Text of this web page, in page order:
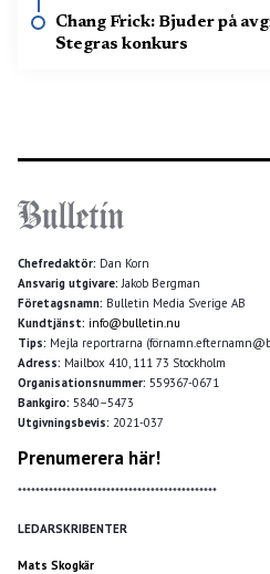
Chang Frick: Bjuder på
Stegras konkurs
Chefredaktör: Dan Korn
Ansvarig utgivare:Jakob Bergman
Företagsnamn: Bulletin Media Sverige AB
Kundtjänst: info@bulletin.nu
Tips: Mejla reportrarna
Adress: Mailbox 410, 111 73 Stockholm
Organisationsnummer: 559367-0671
Bankgiro: 5840–5473
Utgivningsbevis: 2021-037
Prenumerera här!
*********************************************
LEDARSKRIBENTER
Mats Skogkär